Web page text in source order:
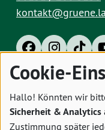
Impressum
Cookie-
Hallo! Könnten wir
Sicherheit & Analytics
Zustimmung später